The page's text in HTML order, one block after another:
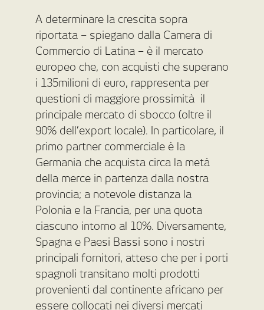
A determinare la crescita sopra
riportata – spiegano dalla Camera di
Commercio di Latina – è il mercato
europeo che, con acquisti che superano
i 135milioni di euro, rappresenta per
questioni di maggiore prossimità il
principale mercato di sbocco (oltre il
90% dell’export locale). In particolare, il
primo partner commerciale è la
Germania che acquista circa la metà
della merce in partenza dalla nostra
provincia; a notevole distanza la
Polonia e la Francia, per una quota
ciascuno intorno al 10%. Diversamente,
Spagna e Paesi Bassi sono i nostri
principali fornitori, atteso che per i porti
spagnoli transitano molti prodotti
provenienti dal continente africano per
essere collocati nei diversi mercati